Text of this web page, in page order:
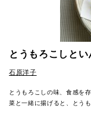
とうもろこしと
石原洋子
とうもろこしの味、食感を
菜と一緒に揚げると、とう